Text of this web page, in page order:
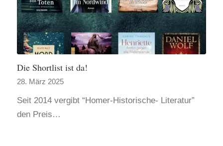
Die Shortlist ist da!
28. März 2025
Seit 2014 vergibt “Homer-Historische- Literatur”
den Preis…